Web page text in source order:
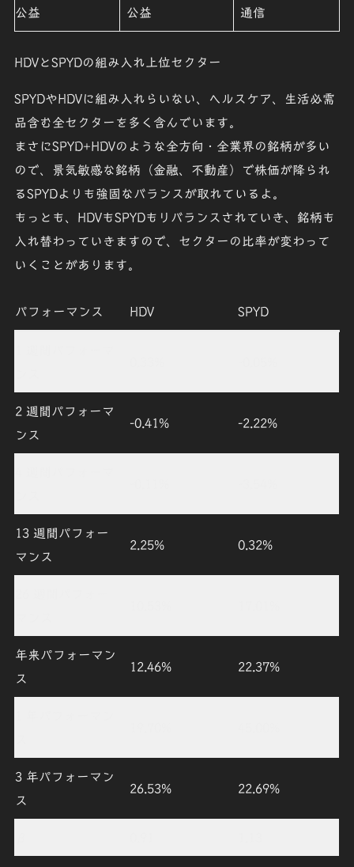
公益 公益 通信
HDVとSPYDの組み入れ上位セクター
SPYDやHDVに組み入れらいない、ヘルスケア、生活必需
品含む全セクターを多く含んでいます。
まさにSPYD+HDVのような全方向・全業界の銘柄が多い
ので、景気敏感な銘柄（金融、不動産）で株価が降られ
るSPYDよりも強固なバランスが取れているよ。
もっとも、 HDVもSPYDもリバランスされていき、銘柄も
入れ替わっていきますので、セクターの比率が変わって
いくことがあります。
パフォーマンス HDV SPYD
2 週間パフォーマ
ンス
-0.41% -2.22%
13 週間パフォー
マンス
2.25% 0.32%
年来パフォーマン
ス
12.46% 22.37%
3 年パフォーマン
ス
26.53% 22.69%